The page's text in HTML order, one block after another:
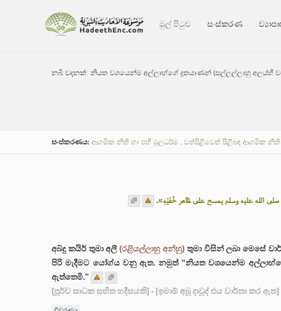
මුල් පිටුව සංස්කරණ
නබි වදනක්:නියත වශයෙන්ම අල්ලාහ්ගේ දූතයාණන් (සල්ලල්ලාහු අලය්හි
සංස්කරණය: ආගමික නීති හා එහි මූලධර්ම . වත්පිළිවෙත් පිළිබඳ ආගමික නීති
صلى الله عليه وسلم يمسح على ظَاهر خُفَيْهِ».
අබ්දු කයිර් තුමා අලී(රළියල්ලාහු අන්හු) තුමා විසින් ලබා මෙසේ
පිරි මැදීමට යෝග්ය වනු ඇත. නමුත් “නියත වශයෙන්ම
ඇත්තෙමි.”
[පූර්ව සාධක සහිත හදීසයකි] - [ඉමාම් අබූ දාවූද් එය වාර්තා කර ඇත]